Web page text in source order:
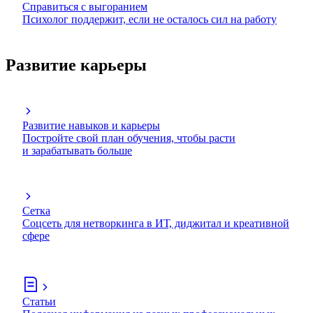
Справиться с выгоранием
Психолог поддержит, если не осталось сил на работу
Развитие карьеры
Развитие навыков и карьеры
Постройте свой план обучения, чтобы расти
и зарабатывать больше
Сетка
Соцсеть для нетворкинга в ИТ, диджитал и креативной
сфере
Статьи